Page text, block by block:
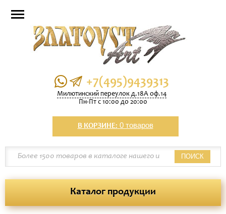
+7(495)9439313
Милютинский переулок д.18А оф.14
Пн-Пт с 10:00 до 20:00
В КОРЗИНЕ: 0 товаров
ПОИСК
Каталог продукции